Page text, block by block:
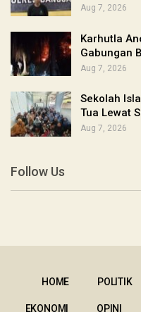
Aug 7, 2026
Karhutla
Gabungan
Aug 7, 2026
Sekolah
Tua Lewat
Aug 7, 2026
Follow Us
HOME POLITIK
EKONOMI OPINI